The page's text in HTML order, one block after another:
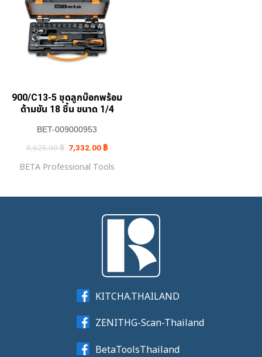
900/C13-5 ชุดลูกบ๊อกพร้อม
ด้ามขัน 18 ชิ้น ขนาด 1/4
BET-009000953
8,625.00฿ Original
price
8,625.00 ฿.
7,332.00 ฿Current
price
7,332.00 ฿.
BETA Professional Tools
KITCHA.THAILAND
ZENITHG-Scan-Thailand
BetaToolsThailand